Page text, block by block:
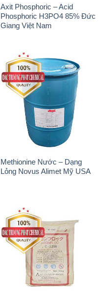
Axit Phosphoric – Acid
Phosphoric H3PO4 85% Đức
Giang Việt Nam
Methionine Nước – Dạng
Lỏng Novus Alimet Mỹ USA